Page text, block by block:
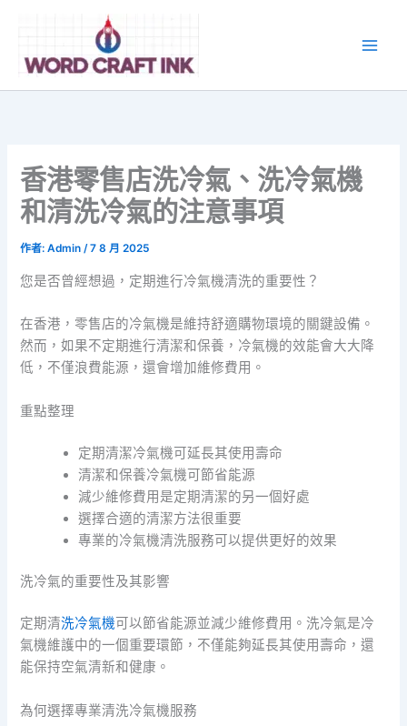
香港零售店洗冷氣、洗冷氣機
和清洗冷氣的注意事項
作者:Admin/7 8 月 2025
您是否曾經想過，定期進行冷氣機清洗的重要性？
在香港，零售店的冷氣機是維持舒適購物環境的關鍵設備。
然而，如果不定期進行清潔和保養，冷氣機的效能會大大降
低，不僅浪費能源，還會增加維修費用。
重點整理
定期清潔冷氣機可延長其使用壽命
清潔和保養冷氣機可節省能源
減少維修費用是定期清潔的另一個好處
選擇合適的清潔方法很重要
專業的冷氣機清洗服務可以提供更好的效果
洗冷氣的重要性及其影響
定期清洗冷氣機可以節省能源並減少維修費用。洗冷氣是冷
氣機維護中的一個重要環節，不僅能夠延長其使用壽命，還
能保持空氣清新和健康。
為何選擇專業清洗冷氣機服務